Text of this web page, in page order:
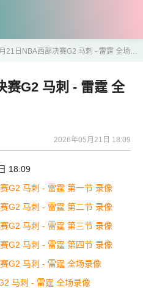
21日NBA西部决赛G2 马刺 - 雷霆 全场录像
赛G2 马刺 - 雷霆 全
2026年05月21日 18:09
18:09
G2 马刺 - 雷霆 第一节 录像
G2 马刺 - 雷霆 第二节 录像
G2 马刺 - 雷霆 第三节 录像
G2 马刺 - 雷霆 第四节 录像
G2 马刺 - 雷霆 全场录像
马刺 - 雷霆 全场录像